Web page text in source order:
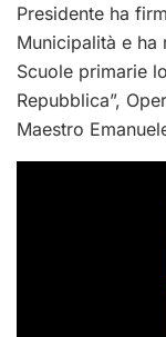
Presidente ha
Municipalità e
Scuole primarie
Repubblica”,
Maestro